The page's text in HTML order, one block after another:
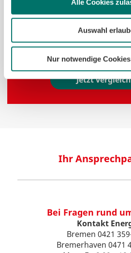
Alle Cookies
Auswahl
Nur notwendige
mit geringem Verbrauch,
und CO2-kompensiertes
Grundversorger:sichere und
Jetzt
Ihr
Bei Fragen rund
Kontakt
Bremen 0421
Bremerhaven 0471